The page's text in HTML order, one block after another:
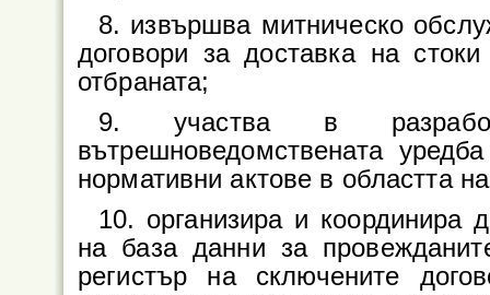
8. извършва митническо
договори за доставка на
отбраната;
9. участва в
вътрешноведомствената
нормативни актове в областта
10. организира и координира
на база данни за
регистър на сключените